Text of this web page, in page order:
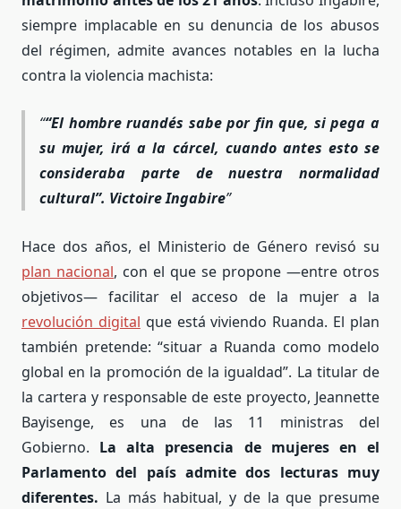
siempre implacable en su denuncia de los abusos
del régimen, admite avances notables en la lucha
contra la violencia machista:
“El hombre ruandés sabe por fin que, si pega a
su mujer, irá a la cárcel, cuando antes esto se
consideraba parte de nuestra normalidad
cultural”. Victoire Ingabire
Hace dos años, el Ministerio de Género revisó su
plan nacional, con el que se propone —entre otros
objetivos— facilitar el acceso de la mujer a la
revolución digital que está viviendo Ruanda. El plan
también pretende: “situar a Ruanda como modelo
global en la promoción de la igualdad”. La titular de
la cartera y responsable de este proyecto, Jeannette
Bayisenge, es una de las 11 ministras del
Gobierno. La alta presencia de mujeres en el
Parlamento del país admite dos lecturas muy
diferentes. La más habitual, y de la que presume